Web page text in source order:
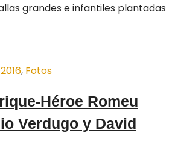
grandes e infantiles plantadas
, Fotos
Héroe Romeu
Verdugo y David